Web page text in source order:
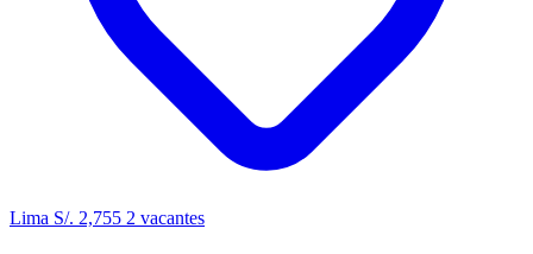
Lima S/. 2,755 2 vacantes